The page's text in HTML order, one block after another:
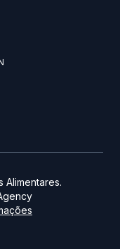
Alimentares.